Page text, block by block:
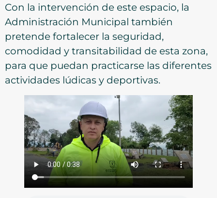
Con la intervención de este espacio, la
Administración Municipal también
pretende fortalecer la seguridad,
comodidad y transitabilidad de esta zona,
para que puedan practicarse las diferentes
actividades lúdicas y deportivas.